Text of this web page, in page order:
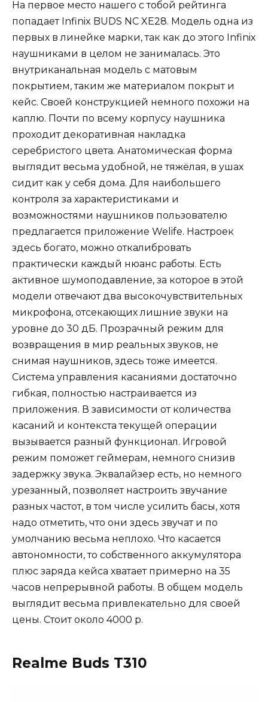
На первое место нашего с тобой рейтинга
попадает Infinix BUDS NC XE28. Модель одна из
первых в линейке марки, так как до этого Infinix
наушниками в целом не занималась. Это
внутриканальная модель с матовым
покрытием, таким же материалом покрыт и
кейс. Своей конструкцией немного похожи на
каплю. Почти по всему корпусу наушника
проходит декоративная накладка
серебристого цвета. Анатомическая форма
выглядит весьма удобной, не тяжёлая, в ушах
сидит как у себя дома. Для наибольшего
контроля за характеристиками и
возможностями наушников пользователю
предлагается приложение Welife. Настроек
здесь богато, можно откалибровать
практически каждый нюанс работы. Есть
активное шумоподавление, за которое в этой
модели отвечают два высокочувствительных
микрофона, отсекающих лишние звуки на
уровне до 30 дБ. Прозрачный режим для
возвращения в мир реальных звуков, не
снимая наушников, здесь тоже имеется.
Система управления касаниями достаточно
гибкая, полностью настраивается из
приложения. В зависимости от количества
касаний и контекста текущей операции
вызывается разный функционал. Игровой
режим поможет геймерам, немного снизив
задержку звука. Эквалайзер есть, но немного
урезанный, позволяет настроить звучание
разных частот, в том числе усилить басы, хотя
надо отметить, что они здесь звучат и по
умолчанию весьма неплохо. Что касается
автономности, то собственного аккумулятора
плюс заряда кейса хватает примерно на 35
часов непрерывной работы. В общем модель
выглядит весьма привлекательно для своей
цены. Стоит около 4000 р.
Realme Buds T310